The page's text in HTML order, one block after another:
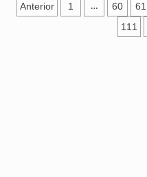
Anterior 1 … 60 61
111